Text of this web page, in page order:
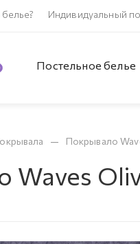
Индивидуальный
Постельное белье
— Покрывало
Waves